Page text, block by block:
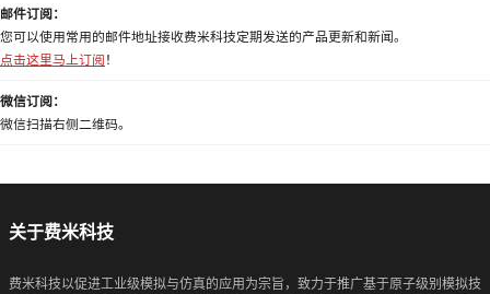
邮件订阅：
您可以使用常用的邮件地址接收费米科技定期发送的产品更新和新闻。
点击这里马上订阅 ！
微信订阅：
微信扫描右侧二维码。
关于费米科技
费米科技以促进工业级模拟与仿真的应用为宗旨，致力于推广基于原子级别模拟技